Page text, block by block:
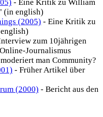
- Eine Kritik zu William
(in english)
(2005) - Eine Kritik zu
zum 10jährigen
Journalismus
man Community?
- Früher Artikel über
(2000) - Bericht aus den